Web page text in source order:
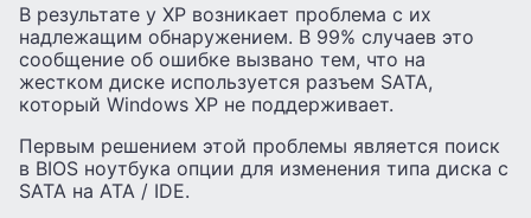
В результате у XP возникает проблема с их
надлежащим обнаружением. В 99% случаев это
сообщение об ошибке вызвано тем, что на
жестком диске используется разъем SATA,
который Windows XP не поддерживает.
Первым решением этой проблемы является поиск
в BIOS ноутбука опции для изменения типа диска с
SATA на ATA / IDE.